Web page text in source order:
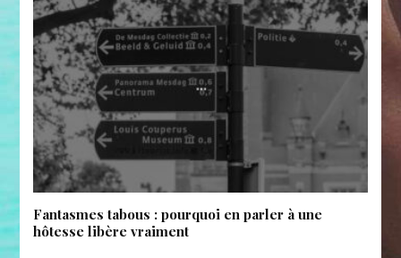
Fantasmes tabous : pourquoi en parler à une
hôtesse libère vraiment